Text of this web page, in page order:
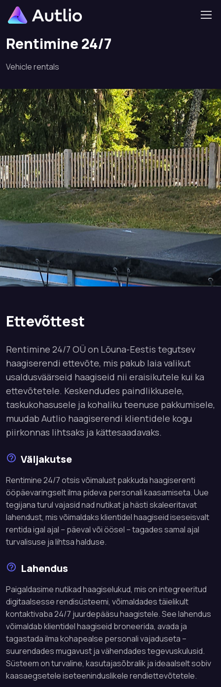
Home Project
Rentimine 24/7
Vehicle rentals
Ettevõttest
Rentimine 24/7 OÜ on Lõuna-Eestis tegutsev
haagiserendi ettevõte, mis pakub laia valikut
usaldusväärseid haagiseid nii eraisikutele kui ka
ettevõtetele. Keskendudes paindlikkusele,
taskukohasusele ja kohaliku teenuse pakkumisele,
muudab Autlio haagiserendi klientidele kogu
piirkonnas lihtsaks ja kättesaadavaks.
Väljakutse
Rentimine 24/7 otsis võimalust pakkuda haagiserenti
ööpäevaringselt ilma pideva personali kaasamiseta. Uue
tegijana turul vajasid nad nutikat ja hästi skaleeritavat
lahendust, mis võimaldaks klientidel haagiseid iseseisvalt
rentida igal ajal – päeval või öösel – tagades samal ajal
turvalisuse ja lihtsa halduse.
Lahendus
Paigaldasime nutikad haagiselukud, mis on integreeritud
digitaalsesse rendisüsteemi, võimaldades täielikult
kontaktivaba 24/7 juurdepääsu haagistele. See lahendus
võimaldab klientidel haagiseid broneerida, avada ja
tagastada ilma kohapealse personali vajaduseta –
suurendades mugavust ja vähendades tegevuskulusid.
Süsteem on turvaline, kasutajasõbralik ja ideaalselt sobiv
kaasaegsetele iseteeninduslikele rendiettevõtetele.